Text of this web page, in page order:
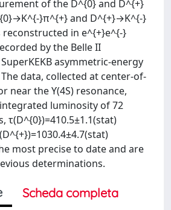
of the D^{0} and D^{+}
}π^{+} and D^{+}→K^{-}
in e^{+}e^{-}
by the Belle II
asymmetric-energy
data, collected at center-of-
near the ϒ(4S) resonance,
luminosity of 72
τ(D^{0})=410.5±1.1(stat)
most precise to date and are
determinations.
Scheda completa